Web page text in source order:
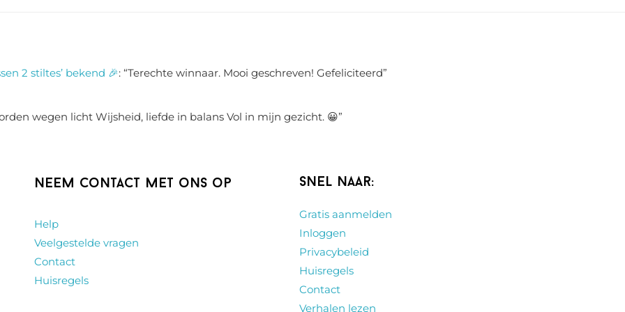
2 stiltes’ bekend 🎉: “Terechte winnaar. Mooi geschreven! Gefeliciteerd”
wegen licht Wijsheid, liefde in balans Vol in mijn gezicht. 😀”
Neem contact met ons op
Help
Veelgestelde vragen
Contact
Huisregels
Snel naar:
Gratis aanmelden
Inloggen
Privacybeleid
Huisregels
Contact
Verhalen lezen